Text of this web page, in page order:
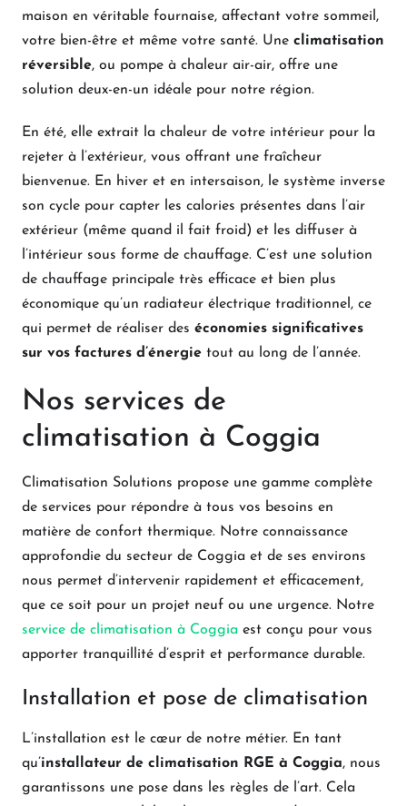
maison en véritable fournaise, affectant votre sommeil,
votre bien-être et même votre santé. Une climatisation
réversible, ou pompe à chaleur air-air, offre une
solution deux-en-un idéale pour notre région.
En été, elle extrait la chaleur de votre intérieur pour la
rejeter à l’extérieur, vous offrant une fraîcheur
bienvenue. En hiver et en intersaison, le système inverse
son cycle pour capter les calories présentes dans l’air
extérieur (même quand il fait froid) et les diffuser à
l’intérieur sous forme de chauffage. C’est une solution
de chauffage principale très efficace et bien plus
économique qu’un radiateur électrique traditionnel, ce
qui permet de réaliser des économies significatives
sur vos factures d’énergie tout au long de l’année.
Nos services de
climatisation à Coggia
Climatisation Solutions propose une gamme complète
de services pour répondre à tous vos besoins en
matière de confort thermique. Notre connaissance
approfondie du secteur de Coggia et de ses environs
nous permet d’intervenir rapidement et efficacement,
que ce soit pour un projet neuf ou une urgence. Notre
service de climatisation à Coggia est conçu pour vous
apporter tranquillité d’esprit et performance durable.
Installation et pose de climatisation
L’installation est le cœur de notre métier. En tant
qu’installateur de climatisation RGE à Coggia, nous
garantissons une pose dans les règles de l’art. Cela